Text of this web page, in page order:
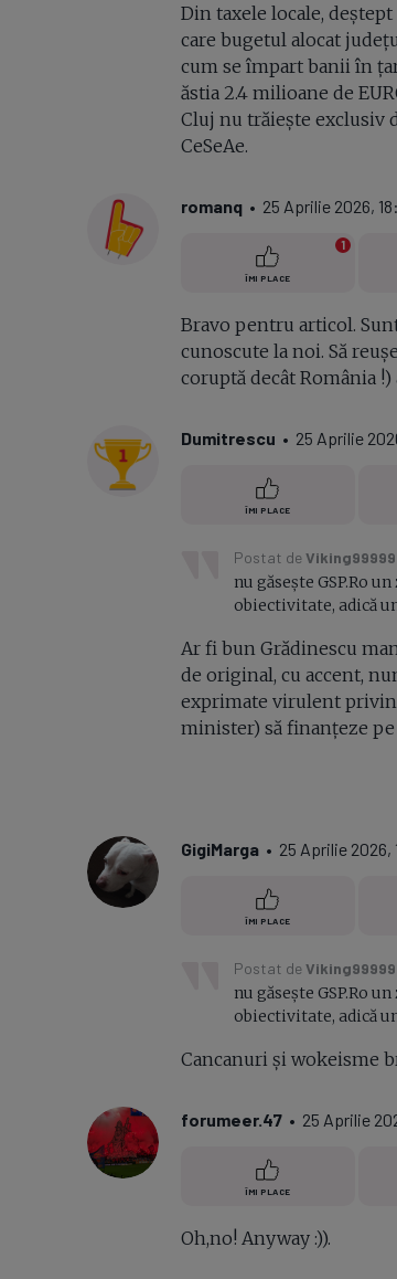
Din taxele locale,
care bugetul alocat
cum se împart banii în
ăstia 2.4 milioane de
Cluj nu trăiește exclusiv
CeSeAe.
romanq• 25 Aprilie 2026,
ÎMI PLACE
1
Bravo pentru articol.
cunoscute la noi. Să
coruptă decât România !)
Dumitrescu • 25 Aprilie
ÎMI PLACE
Postat deViking99999
nu găsește GSP.Ro
obiectivitate, adică
Ar fi bun Grădinescu
de original, cu accent,
exprimate virulent
minister) să finanțeze pe
GigiMarga• 25 Aprilie 2026,
ÎMI PLACE
Postat deViking99999
nu găsește GSP.Ro
obiectivitate, adică
Cancanuri și wokeisme
forumeer.47• 25 Aprilie
ÎMI PLACE
Oh,no! Anyway :)).